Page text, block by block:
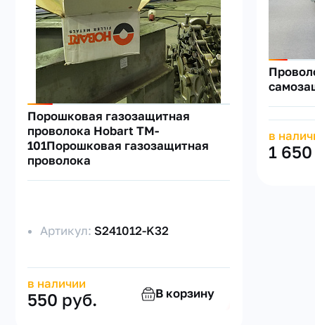
Порошковая газозащитная
проволока Hobart TM-
101Порошковая газозащитная
проволока
Артикул: S241012-K32
в наличии
550 руб. В корзину
в
1